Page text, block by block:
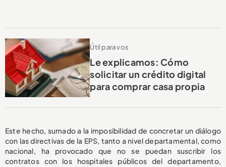
Útil para vos
Le explicamos: Cómo
solicitar un crédito digital
para comprar casa propia
Este hecho, sumado a la imposibilidad de concretar un diálogo
con las directivas de la EPS, tanto a nivel departamental, como
nacional, ha provocado que no se puedan suscribir los
contratos con los hospitales públicos del departamento,